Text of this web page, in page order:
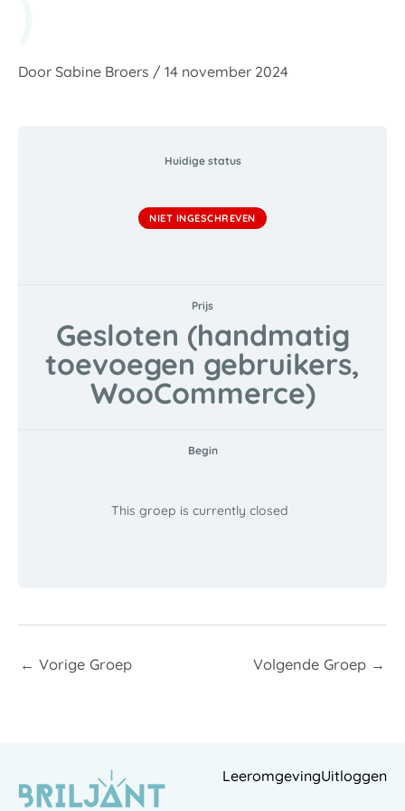
Door Sabine Broers / 14 november 2024
Huidige status
NIET INGESCHREVEN
Prijs
Gesloten (handmatig
toevoegen gebruikers,
WooCommerce)
Begin
This groep is currently closed
← Vorige Groep Volgende Groep →
LeeromgevingUitloggen